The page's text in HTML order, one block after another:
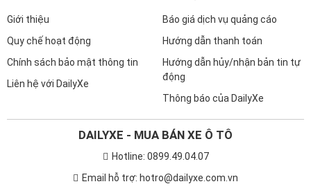
Liên hệ với DailyXe
Báo giá dịch vụ quảng cáo
Hướng dẫn thanh toán
Hướng dẫn hủy/nhận bản tin tự
Thông báo của DailyXe
DAILYXE - MUA BÁN XE Ô TÔ